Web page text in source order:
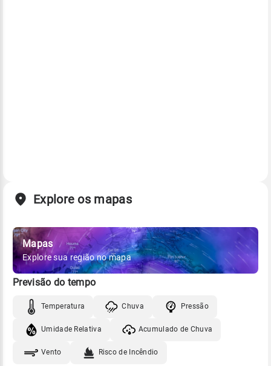
Explore os mapas
Mapas
Explore sua região no mapa
Previsão do tempo
Temperatura Chuva Pressão
Umidade Relativa Acumulado de Chuva
Vento Risco de Incêndio